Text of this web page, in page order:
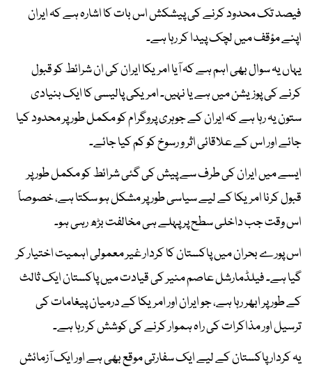
فیصد تک محدود کرنے کی پیشکش اس بات کا اشارہ ہے کہ ایران
اپنے مؤقف میں لچک پیدا کر رہا ہے۔
یہاں یہ سوال بھی اہم ہے کہ آیا امریکا ایران کی ان شرائط کو قبول
کرنے کی پوزیشن میں ہے یا نہیں۔ امریکی پالیسی کا ایک بنیادی
ستون یہ رہا ہے کہ ایران کے جوہری پروگرام کو مکمل طور پر محدود کیا
جائے اور اس کے علاقائی اثر و رسوخ کو کم کیا جائے۔
ایسے میں ایران کی طرف سے پیش کی گئی شرائط کو مکمل طور پر
قبول کرنا امریکا کے لیے سیاسی طور پر مشکل ہو سکتا ہے، خصوصاً
اس وقت جب داخلی سطح پر پہلے ہی مخالفت بڑھ رہی ہو۔
اس پورے بحران میں پاکستان کا کردار غیر معمولی اہمیت اختیار کر
گیا ہے۔ فیلڈمارشل عاصم منیر کی قیادت میں پاکستان ایک ثالث
کے طور پر ابھر رہا ہے، جو ایران اور امریکا کے درمیان پیغامات کی
ترسیل اور مذاکرات کی راہ ہموار کرنے کی کوشش کر رہا ہے۔
یہ کردار پاکستان کے لیے ایک سفارتی موقع بھی ہے اور ایک آزمائش